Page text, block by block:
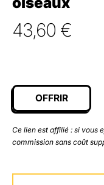
43,60 €
OFFRIR
Ce lien est affilié : si vous
commission sans coût